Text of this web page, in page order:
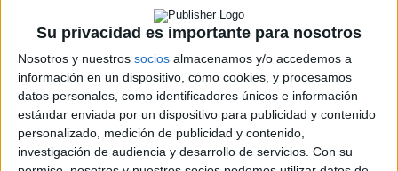
Su privacidad es importante para nosotros
Nosotros y nuestros socios almacenamos y/o accedemos a
información en un dispositivo, como cookies, y procesamos
datos personales, como identificadores únicos e información
estándar enviada por un dispositivo para publicidad y contenido
personalizado, medición de publicidad y contenido,
investigación de audiencia y desarrollo de servicios. Con su
WRC
S-CER
ERC
CERA
CERT
Internacionales
Campeonatos Autonómicos
Históricos